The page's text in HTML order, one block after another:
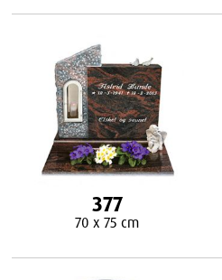
377
70 x 75 cm